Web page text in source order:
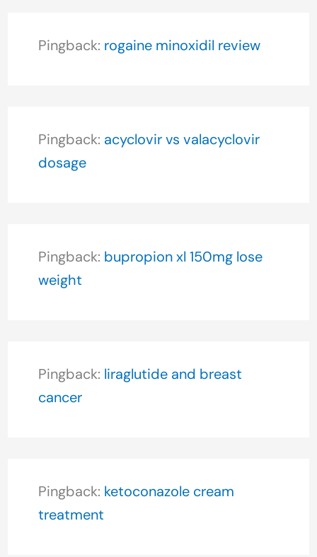
Pingback: rogaine minoxidil review
Pingback: acyclovir vs valacyclovir
dosage
Pingback: bupropion xl 150mg lose
weight
Pingback: liraglutide and breast
cancer
Pingback: ketoconazole cream
treatment